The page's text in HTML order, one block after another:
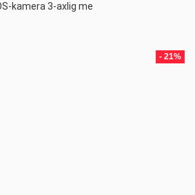
kamera 3-axlig me
- 21%